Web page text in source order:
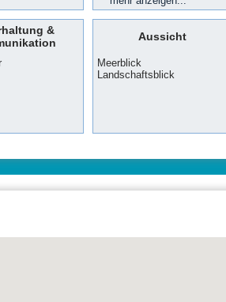
&
Aussicht
Meerblick
Landschaftsblick